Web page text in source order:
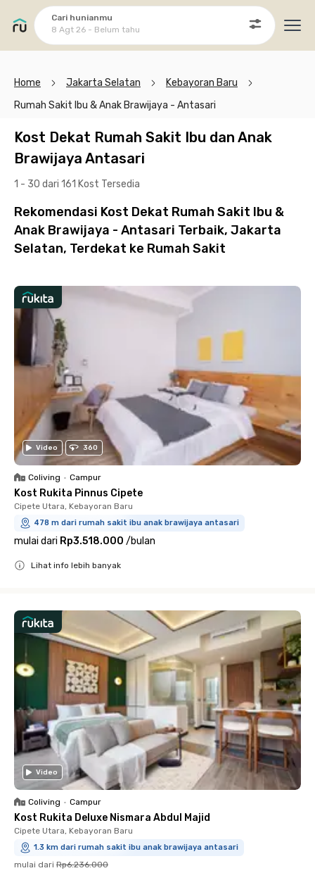
Cari hunianmu
8 Agt 26 - Belum tahu
Home Jakarta Selatan
Kebayoran Baru
Rumah Sakit Ibu & Anak Brawijaya - Antasari
Kost Dekat Rumah Sakit Ibu dan Anak
Brawijaya Antasari
1 - 30 dari 161 Kost Tersedia
Rekomendasi Kost Dekat Rumah Sakit Ibu &
Anak Brawijaya - Antasari Terbaik, Jakarta
Selatan, Terdekat ke Rumah Sakit
Video 360
Coliving • Campur
Kost Rukita Pinnus Cipete
Cipete Utara, Kebayoran Baru
478 m dari rumah sakit ibu anak brawijaya antasari
mulai dari Rp3.518.000 /bulan
Lihat info lebih banyak
Video
Coliving • Campur
Kost Rukita Deluxe Nismara Abdul Majid
Cipete Utara, Kebayoran Baru
1.3 km dari rumah sakit ibu anak brawijaya antasari
mulai dari Rp6.236.000